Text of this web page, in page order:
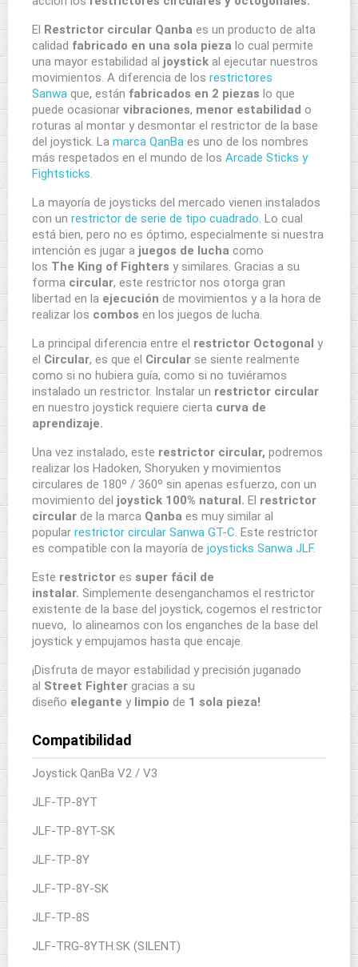
El Restrictor circular Qanba es un producto de alta
calidad fabricado en una sola pieza lo cual permite
una mayor estabilidad al joystick al ejecutar nuestros
movimientos. A diferencia de los restrictores
Sanwa que, están fabricados en 2 piezas lo que
puede ocasionar vibraciones, menor estabilidad o
roturas al montar y desmontar el restrictor de la base
del joystick. La marca QanBa es uno de los nombres
más respetados en el mundo de los Arcade Sticks y
Fightsticks.
La mayoría de joysticks del mercado vienen instalados
con un restrictor de serie de tipo cuadrado. Lo cual
está bien, pero no es óptimo, especialmente si nuestra
intención es jugar a juegos de lucha como
los The King of Fighters y similares. Gracias a su
forma circular, este restrictor nos otorga gran
libertad en la ejecución de movimientos y a la hora de
realizar los combos en los juegos de lucha.
La principal diferencia entre el restrictor Octogonal y
el Circular, es que el Circular se siente realmente
como si no hubiera guía, como si no tuviéramos
instalado un restrictor. Instalar un restrictor circular
en nuestro joystick requiere cierta curva de
aprendizaje.
Una vez instalado, este restrictor circular, podremos
realizar los Hadoken, Shoryuken y movimientos
circulares de 180º / 360º sin apenas esfuerzo, con un
movimiento del joystick 100% natural. El restrictor
circular de la marca Qanba es muy similar al
popular restrictor circular Sanwa GT-C. Este restrictor
es compatible con la mayoría de joysticks Sanwa JLF.
Este restrictor es super fácil de
instalar. Simplemente desenganchamos el restrictor
existente de la base del joystick, cogemos el restrictor
nuevo, lo alineamos con los enganches de la base del
joystick y empujamos hasta que encaje.
¡Disfruta de mayor estabilidad y precisión juganado
al Street Fighter gracias a su
diseño elegante y limpio de 1 sola pieza!
Compatibilidad
Joystick QanBa V2 / V3
JLF-TP-8YT
JLF-TP-8YT-SK
JLF-TP-8Y
JLF-TP-8Y-SK
JLF-TP-8S
JLF-TRG-8YTH.SK (SILENT)